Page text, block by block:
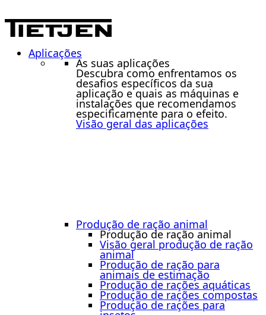
Aplicações
As suas aplicações
Descubra como enfrentamos os
desafios específicos da sua
aplicação e quais as máquinas e
instalações que recomendamos
especificamente para o efeito.
Visão geral das aplicações
Produção de ração animal
Produção de ração animal
Visão geral produção de ração
animal
Produção de ração para
animais de estimação
Produção de rações aquáticas
Produção de rações compostas
Produção de rações para